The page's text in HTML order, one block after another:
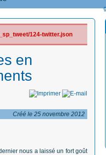
124-twitter.json
en
Créé le 25 novembre 2012
nous a laissé un fort goût